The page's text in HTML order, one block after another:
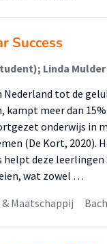
Success
Linda
Nederland tot de
kampt meer dan
onderwijs in
(De Kort, 2020).
helpt deze leerlingen
wat zowel …
& Maatschappij